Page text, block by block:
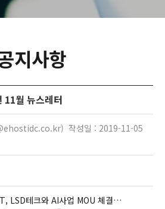
지사항
월 뉴스레터
작성일 : 2019-11-05
LSD테크와 AI사업 MOU 체결…